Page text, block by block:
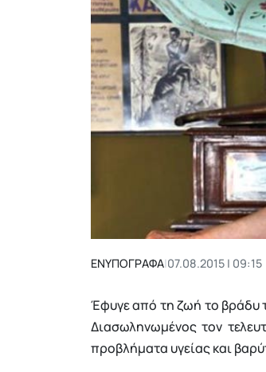
ΕΝΥΠΟΓΡΑΦΑ|07.08.2015 | 09:15
Έφυγε από τη ζωή το βράδυ
Διασωληνωμένος τον
προβλήματα υγείας και